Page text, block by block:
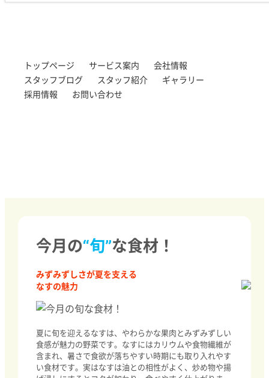
トップページ サービス案内
会社情報
スタッフブログ
スタッフ紹介
ギャラリー
採用情報
お問い合わせ
今月の“旬”な食材！
みずみずしさが夏を支える
なすの魅力
夏に旬を迎えるなすは、やわらかな果肉とみずみずしい
食感が魅力の野菜です。なすにはカリウムや食物繊維が
含まれ、暑さで食欲が落ちやすい時期にも取り入れやす
い食材です。実はなすは油との相性がよく、炒め物や揚